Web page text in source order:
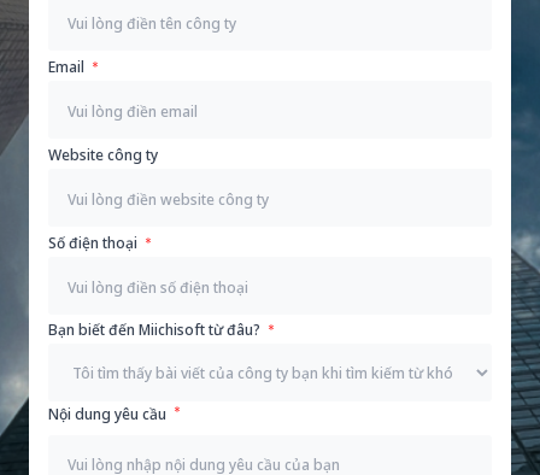
Email
Website công ty
Số điện thoại
Bạn biết đến Miichisoft từ đâu?
Nội dung yêu cầu